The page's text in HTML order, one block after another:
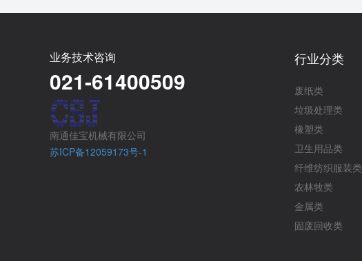
业务技术咨询
021-61400509
南通佳宝机械有限公司
苏ICP备12059173号-1
行业分类
废纸类
垃圾处理类
橡塑类
卫生用品类
纤维纺织服装类
农林牧类
金属类
固废回收类